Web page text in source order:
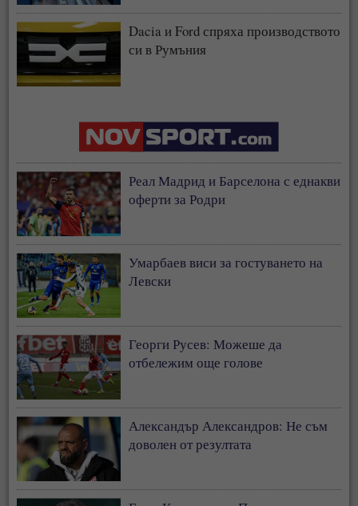
Dacia и Ford спряха производството
си в Румъния
Реал Мадрид и Барселона с еднакви
оферти за Родри
Умарбаев виси за гостуването на
Левски
Георги Русев: Можеше да
отбележим още голове
Александър Александров: Не съм
доволен от резултата